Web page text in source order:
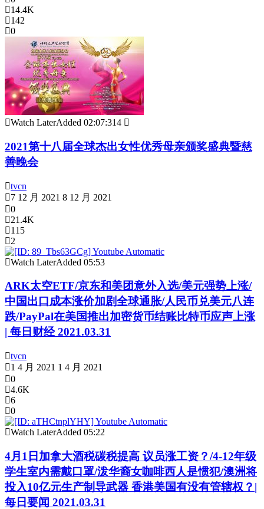
14.4K
142
0
Watch LaterAdded 02:07:314
2021第十八届全球杰出女性优秀母亲颁奖盛典暨慈
善晚会
tvcn
7 12 月 2021 8 12 月 2021
0
21.4K
115
2
Watch LaterAdded 05:53
ARK太空ETF/京东和美团意外入选/美元强势上涨/
中国出口成本涨价加剧全球通胀/人民币兑美元八连
跌/PayPal在美国推出加密货币结账比特币应声上涨
| 每日财经 2021.03.31
tvcn
1 4 月 2021 1 4 月 2021
0
4.6K
6
0
Watch LaterAdded 05:22
4月1日加拿大酒税碳税提高 议员涨工资？/4-12年级
学生室内需戴口罩/泼华裔女咖啡西人是惯犯/澳洲将
投入10亿元生产制导武器 香港美国有没有管辖权？|
每日要闻 2021.03.31